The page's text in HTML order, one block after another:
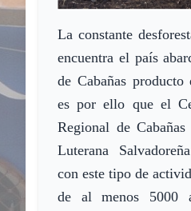
La constante
encuentra el país
de Cabañas
es por ello que el
Regional de
Luterana
con este tipo de
de al menos 5000